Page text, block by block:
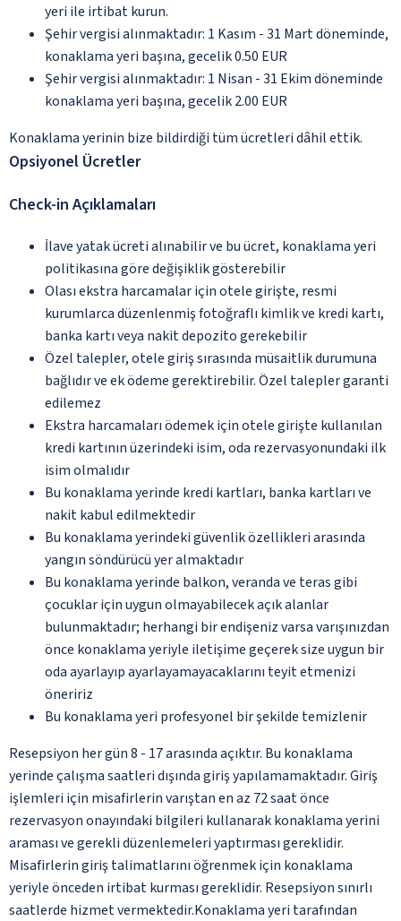
yeri ile irtibat kurun.
Şehir vergisi alınmaktadır: 1 Kasım - 31 Mart döneminde,
konaklama yeri başına, gecelik 0.50 EUR
Şehir vergisi alınmaktadır: 1 Nisan - 31 Ekim döneminde
konaklama yeri başına, gecelik 2.00 EUR
Konaklama yerinin bize bildirdiği tüm ücretleri dâhil ettik.
Opsiyonel Ücretler
Check-in Açıklamaları
İlave yatak ücreti alınabilir ve bu ücret, konaklama yeri
politikasına göre değişiklik gösterebilir
Olası ekstra harcamalar için otele girişte, resmi
kurumlarca düzenlenmiş fotoğraflı kimlik ve kredi kartı,
banka kartı veya nakit depozito gerekebilir
Özel talepler, otele giriş sırasında müsaitlik durumuna
bağlıdır ve ek ödeme gerektirebilir. Özel talepler garanti
edilemez
Ekstra harcamaları ödemek için otele girişte kullanılan
kredi kartının üzerindeki isim, oda rezervasyonundaki ilk
isim olmalıdır
Bu konaklama yerinde kredi kartları, banka kartları ve
nakit kabul edilmektedir
Bu konaklama yerindeki güvenlik özellikleri arasında
yangın söndürücü yer almaktadır
Bu konaklama yerinde balkon, veranda ve teras gibi
çocuklar için uygun olmayabilecek açık alanlar
bulunmaktadır; herhangi bir endişeniz varsa varışınızdan
önce konaklama yeriyle iletişime geçerek size uygun bir
oda ayarlayıp ayarlayamayacaklarını teyit etmenizi
öneririz
Bu konaklama yeri profesyonel bir şekilde temizlenir
Resepsiyon her gün 8 - 17 arasında açıktır. Bu konaklama
yerinde çalışma saatleri dışında giriş yapılamamaktadır. Giriş
işlemleri için misafirlerin varıştan en az 72 saat önce
rezervasyon onayındaki bilgileri kullanarak konaklama yerini
araması ve gerekli düzenlemeleri yaptırması gereklidir.
Misafirlerin giriş talimatlarını öğrenmek için konaklama
yeriyle önceden irtibat kurması gereklidir. Resepsiyon sınırlı
saatlerde hizmet vermektedir.Konaklama yeri tarafından